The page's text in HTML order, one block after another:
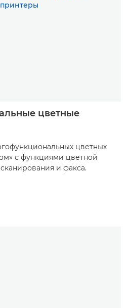
цветные
цветных
с функциями цветной
и факса.